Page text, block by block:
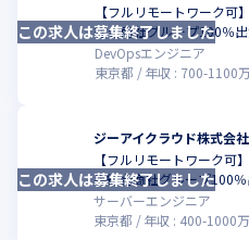
【フルリモートワーク
総合商社グループ100％
DevOpsエンジニア
東京都
年収 : 700-1100
この求人は募集終了しました
ジーアイクラウド株式会社
【フルリモートワーク可
手総合商社グループ100
サーバーエンジニア
東京都
年収 : 400-1000
この求人は募集終了しました